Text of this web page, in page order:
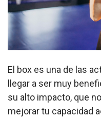
El box es una de las
llegar a ser muy
su alto impacto, que
mejorar tu capacidad